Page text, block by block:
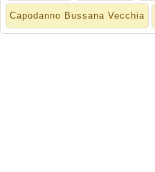
Capodanno Bussana Vecchia